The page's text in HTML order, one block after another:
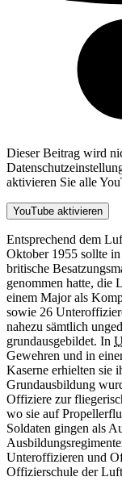
Dieser Beitrag wird
aktivieren Sie alle
YouTube aktivieren
Entsprechend dem
Oktober 1955 sollte in
britische
genommen hatte, die
einem Major als
sowie 26
nahezu sämtlich
grundausgebildet. In
Gewehren und in
Kaserne erhielten sie
Grundausbildung
Offiziere zur
wo sie auf
Soldaten gingen als
Unteroffizieren und
Offizierschule der